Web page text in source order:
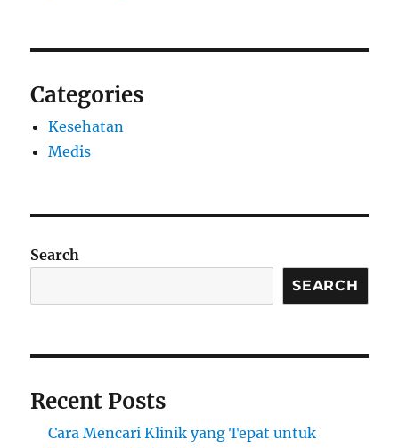
Categories
Kesehatan
Medis
Search
SEARCH
Recent Posts
Cara Mencari Klinik yang Tepat untuk